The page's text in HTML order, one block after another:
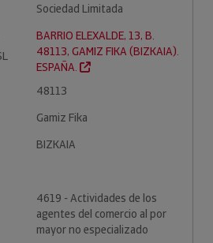
Sociedad Limitada
BARRIO ELEXALDE, 13, B.
48113, GAMIZ FIKA (BIZKAIA).
ESPAÑA.
48113
Gamiz Fika
BIZKAIA
4619 - Actividades de los
agentes del comercio al por
mayor no especializado